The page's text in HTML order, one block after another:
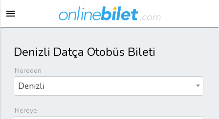
menu
Denizli Datça Otobüs Bileti
Nereden
Denizli
Nereye